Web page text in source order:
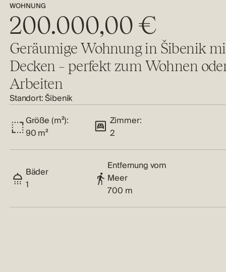
WOHNUNG
200.000,00 €
Geräumige Wohnung in Šibenik
Decken – perfekt zum Wohnen
Arbeiten
Standort:Šibenik
Größe (m²):
90 m²
Zimmer:
2
Bäder
1
Entfernung vom
Meer
700 m